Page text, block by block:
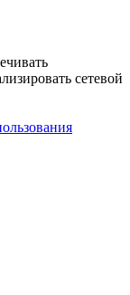
сетевой